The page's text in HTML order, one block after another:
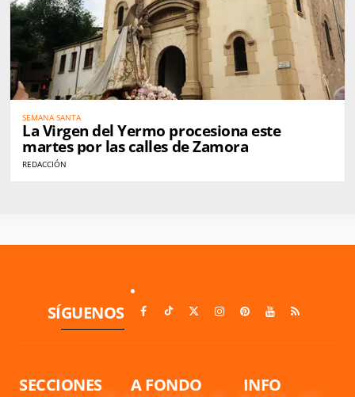
SEMANA SANTA
La Virgen del Yermo procesiona este
martes por las calles de Zamora
REDACCIÓN
SÍGUENOS
SECCIONES A FONDO INFO